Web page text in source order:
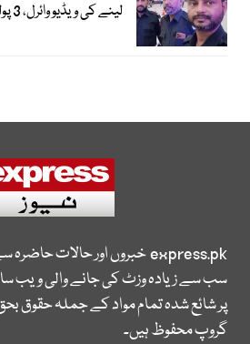
لینے کی ویڈیو وائرل، 3 پولیس اہلکار معطل
express.pkخبروں اور حالات حاضرہ
سب سے زیادہ وزٹ کی جانے والی ویب
پر شائع شدہ تمام مواد کے جملہ حقوق
گروپ محفوظ ہیں۔